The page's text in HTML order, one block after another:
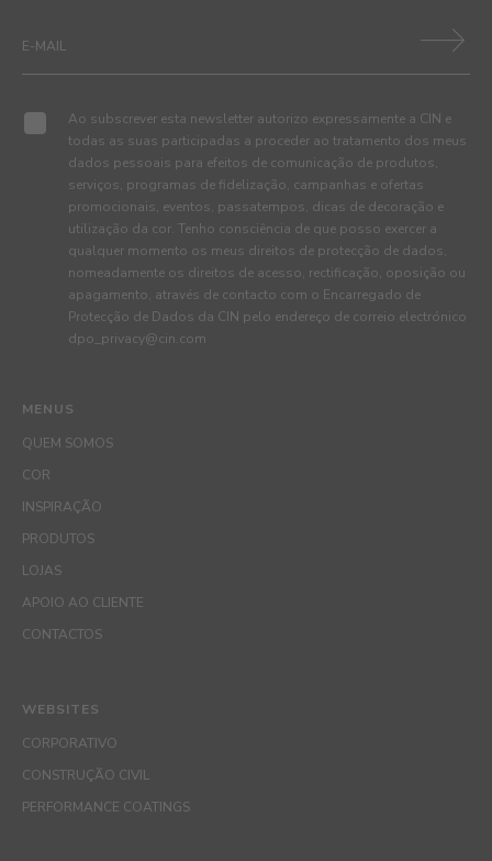
MENUS
QUEM SOMOS
COR
INSPIRAÇÃO
PRODUTOS
LOJAS
APOIO AO CLIENTE
CONTACTOS
Ao subscrever esta newsletter autorizo expressamente a CIN e
todas as suas participadas a proceder ao tratamento dos meus
dados pessoais para efeitos de comunicação de produtos,
serviços, programas de fidelização, campanhas e ofertas
promocionais, eventos, passatempos, dicas de decoração e
utilização da cor. Tenho consciência de que posso exercer a
qualquer momento os meus direitos de protecção de dados,
nomeadamente os direitos de acesso, rectificação, oposição ou
apagamento, através de contacto com o Encarregado de
Protecção de Dados da CIN pelo endereço de correio electrónico
dpo_privacy@cin.com
WEBSITES
CORPORATIVO
CONSTRUÇÃO CIVIL
PERFORMANCE COATINGS